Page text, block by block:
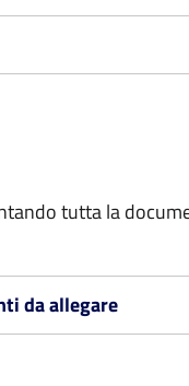
tutta la
da allegare